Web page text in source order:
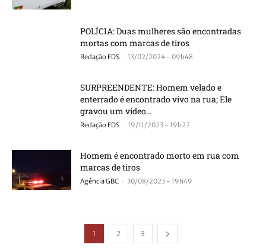
POLÍCIA: Duas mulheres são encontradas
mortas com marcas de tiros
Redação FDS - 13/02/2024 - 09h48
SURPREENDENTE: Homem velado e
enterrado é encontrado vivo na rua; Ele
gravou um vídeo...
Redação FDS - 19/11/2023 - 19h27
Homem é encontrado morto em rua com
marcas de tiros
Agência GBC - 30/08/2023 - 19h49
1 2 3